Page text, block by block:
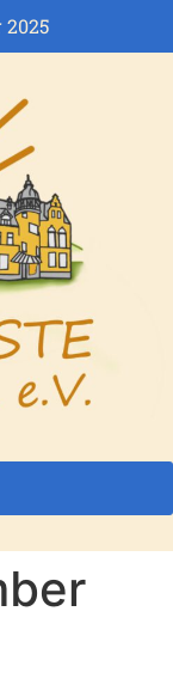
2025